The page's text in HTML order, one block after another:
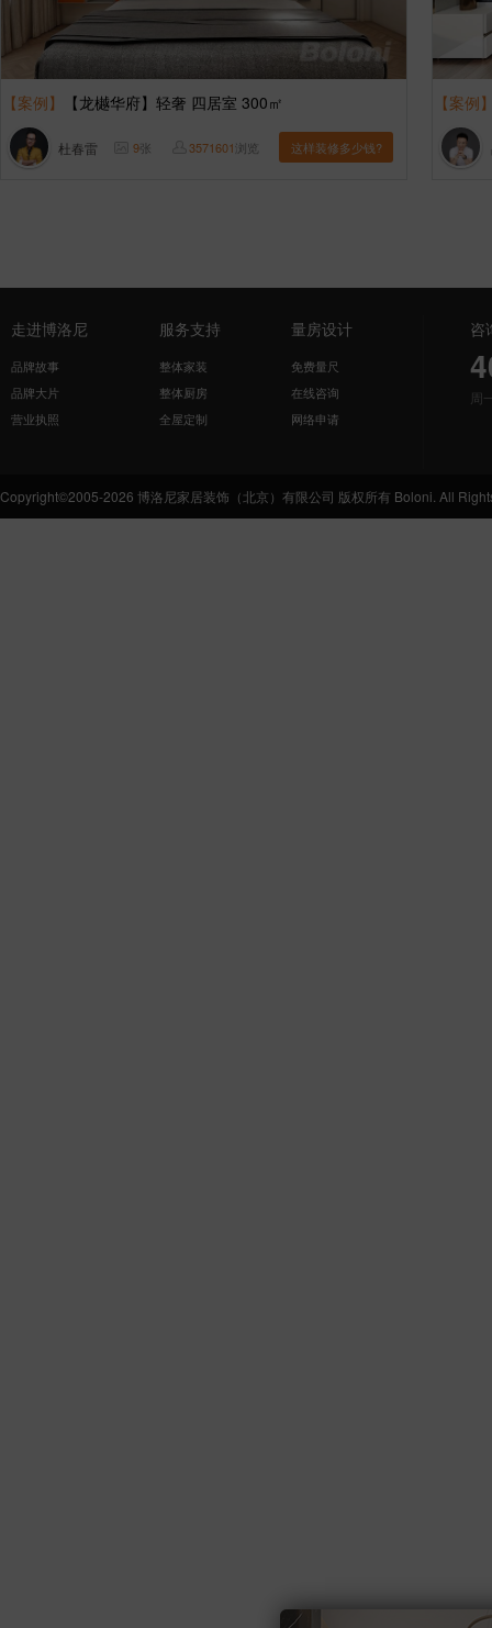
【案例】 【龙樾华府】轻奢 四居室 300㎡
杜春雷 9张 3571601浏览 这样装修多少钱?
【案例
走进博洛尼
品牌故事
品牌大片
营业执照
服务支持
整体家装
整体厨房
全屋定制
量房设计
免费量尺
在线咨询
网络申请
咨
周
Copyright©2005-2026 博洛尼家居装饰（北京）有限公司 版权所有 Boloni. All